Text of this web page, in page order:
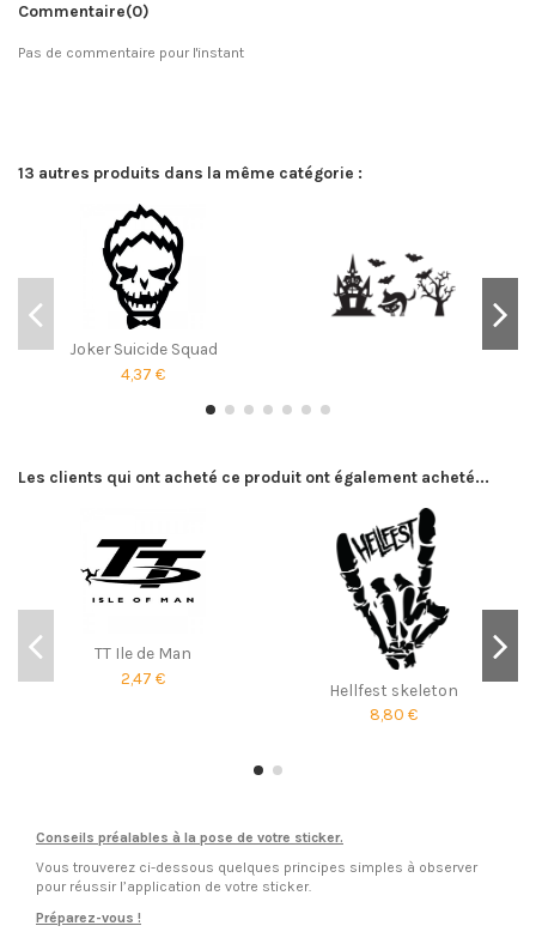
Commentaire(0)
Pas de commentaire pour l'instant
13 autres produits dans la même catégorie :
Joker Suicide Squad
4,37 €
Les clients qui ont acheté ce produit ont également acheté...
TT Ile de Man
2,47 €
Hellfest skeleton
8,80 €
Conseils préalables à la pose de votre sticker.
Vous trouverez ci-dessous quelques principes simples à observer
pour réussir l’application de votre sticker.
Préparez-vous !